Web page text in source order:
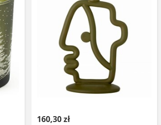
160,30 zł